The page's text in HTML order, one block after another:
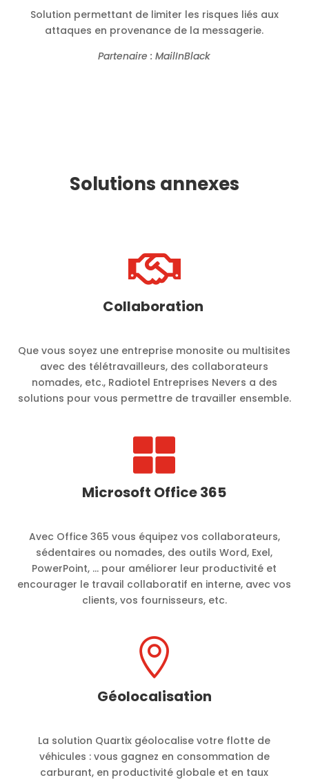
Solution permettant de limiter les risques liés aux
attaques en provenance de la messagerie.
Partenaire : MailInBlack
Solutions annexes

Collaboration
Que vous soyez une entreprise monosite ou multisites
avec des télétravailleurs, des collaborateurs
nomades, etc., Radiotel Entreprises Nevers a des
solutions pour vous permettre de travailler ensemble.

Microsoft Office 365
Avec Office 365 vous équipez vos collaborateurs,
sédentaires ou nomades, des outils Word, Exel,
PowerPoint, … pour améliorer leur productivité et
encourager le travail collaboratif en interne, avec vos
clients, vos fournisseurs, etc.

Géolocalisation
La solution Quartix géolocalise votre flotte de
véhicules : vous gagnez en consommation de
carburant, en productivité globale et en taux